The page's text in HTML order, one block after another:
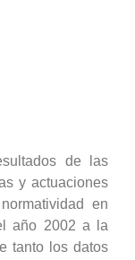
de las
y actuaciones
en
año 2002 a la
tanto los datos